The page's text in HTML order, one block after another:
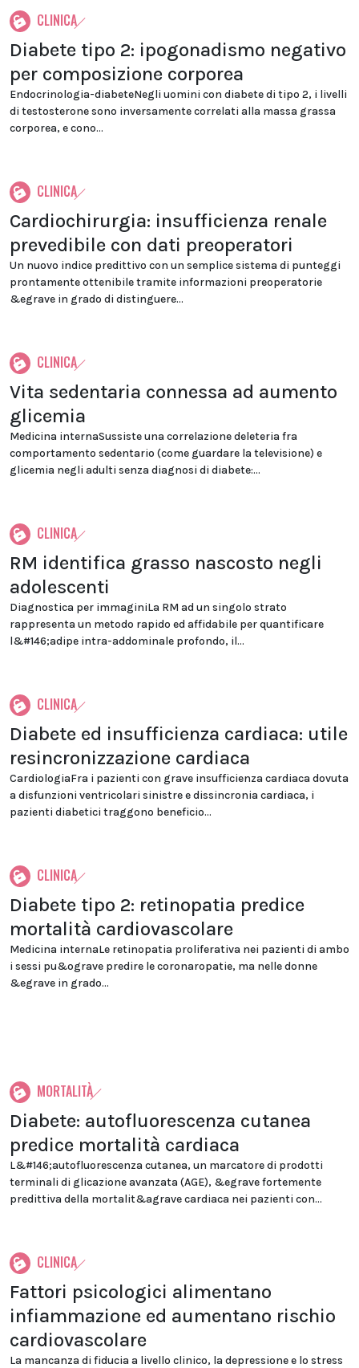
CLINICA
Diabete tipo 2: ipogonadismo negativo
per composizione corporea
Endocrinologia-diabeteNegli uomini con diabete di tipo 2, i livelli
di testosterone sono inversamente correlati alla massa grassa
corporea, e cono...
CLINICA
Cardiochirurgia: insufficienza renale
prevedibile con dati preoperatori
Un nuovo indice predittivo con un semplice sistema di punteggi
prontamente ottenibile tramite informazioni preoperatorie
&egrave in grado di distinguere...
CLINICA
Vita sedentaria connessa ad aumento
glicemia
Medicina internaSussiste una correlazione deleteria fra
comportamento sedentario (come guardare la televisione) e
glicemia negli adulti senza diagnosi di diabete:...
CLINICA
RM identifica grasso nascosto negli
adolescenti
Diagnostica per immaginiLa RM ad un singolo strato
rappresenta un metodo rapido ed affidabile per quantificare
l&#146;adipe intra-addominale profondo, il...
CLINICA
Diabete ed insufficienza cardiaca: utile
resincronizzazione cardiaca
CardiologiaFra i pazienti con grave insufficienza cardiaca dovuta
a disfunzioni ventricolari sinistre e dissincronia cardiaca, i
pazienti diabetici traggono beneficio...
CLINICA
Diabete tipo 2: retinopatia predice
mortalità cardiovascolare
Medicina internaLe retinopatia proliferativa nei pazienti di ambo
i sessi pu&ograve predire le coronaropatie, ma nelle donne
&egrave in grado...
MORTALITÀ
Diabete: autofluorescenza cutanea
predice mortalità cardiaca
L&#146;autofluorescenza cutanea, un marcatore di prodotti
terminali di glicazione avanzata (AGE), &egrave fortemente
predittiva della mortalit&agrave cardiaca nei pazienti con...
CLINICA
Fattori psicologici alimentano
infiammazione ed aumentano rischio
cardiovascolare
La mancanza di fiducia a livello clinico, la depressione e lo stress